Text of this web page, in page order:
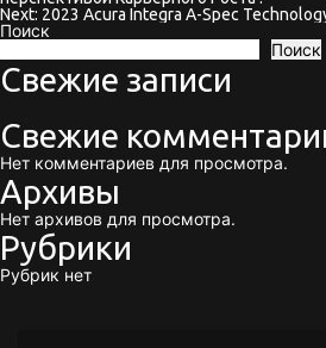
по
записям
Next: 2023 Acura Integra A-Spec
Поиск
Поиск
Свежие записи
Свежие
Нет комментариев для просмотра.
Архивы
Нет архивов для просмотра.
Рубрики
Рубрик нет